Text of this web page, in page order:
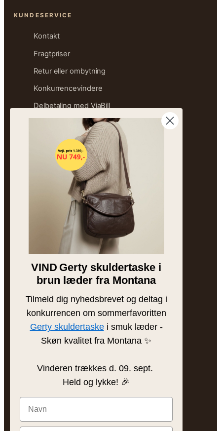
KUNDESERVICE
Kontakt
Fragtpriser
Retur eller ombytning
Konkurrencevindere
Delbetaling med ViaBill
Størrelsesguide
Ofte stillede spørgsmål
Sitemap
Vores historie
Besøg butikken
Bytteguide
Blog
Sådan plejer du læder
Gaveinspiration
@frejaskind
VIND Gerty skuldertaske i
brun læder fra Montana
Tilmeld dig nyhedsbrevet og deltag i
konkurrencen om sommerfavoritten
Gerty skuldertaskei smuk læder -
Skøn kvalitet fra Montana ✨
Vinderen trækkes d. 09. sept.
Held og lykke! 🎉